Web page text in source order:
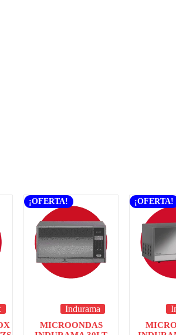
¡OFERTA!
Indurama
MICROONDAS
¡OFERTA!